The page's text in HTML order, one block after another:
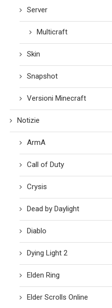
Server
Multicraft
Skin
Snapshot
Versioni Minecraft
Notizie
ArmA
Call of Duty
Crysis
Dead by Daylight
Diablo
Dying Light 2
Elden Ring
Elder Scrolls Online